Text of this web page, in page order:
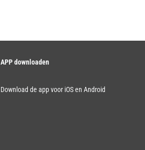
APP downloaden
Download de app voor iOS en Android